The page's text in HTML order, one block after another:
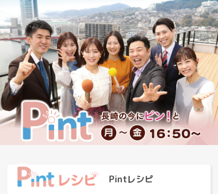
Pintレシピ